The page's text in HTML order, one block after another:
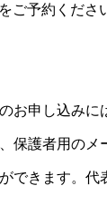
ご予約くださ
お申し込み
護者用のメ
きます。